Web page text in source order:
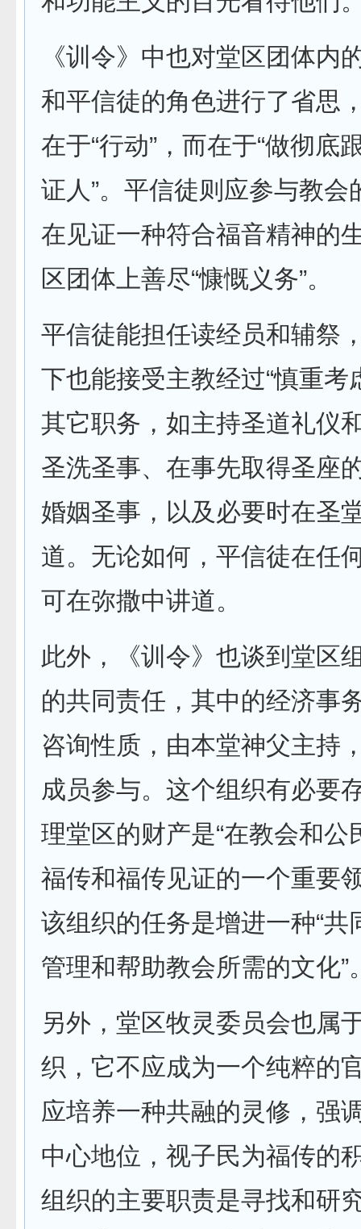
《训令》中也对堂区团体内
和平信徒的角色进行了省思
在于“行动”，而在于“做彻底
证人”。平信徒则应参与教会
在见证一种符合福音精神的
区团体上善尽“慷慨义务”。
平信徒能担任读经员和辅祭
下也能接受主教经过“慎重考
其它职务，如主持圣道礼仪
圣洗圣事、在事先取得圣座
婚姻圣事，以及必要时在圣
道。无论如何，平信徒在任
可在弥撒中讲道。
此外，《训令》也谈到堂区
的共同责任，其中的经济事
咨询性质，由本堂神父主持
成员参与。这个组织有必要
理堂区的财产是“在教会和公
福传和福传见证的一个重要
该组织的任务是增进一种“共
管理和帮助教会所需的文化”
另外，堂区牧灵委员会也属
织，它不应成为一个纯粹的
应培养一种共融的灵修，强
中心地位，视子民为福传的
组织的主要职责是寻找和研